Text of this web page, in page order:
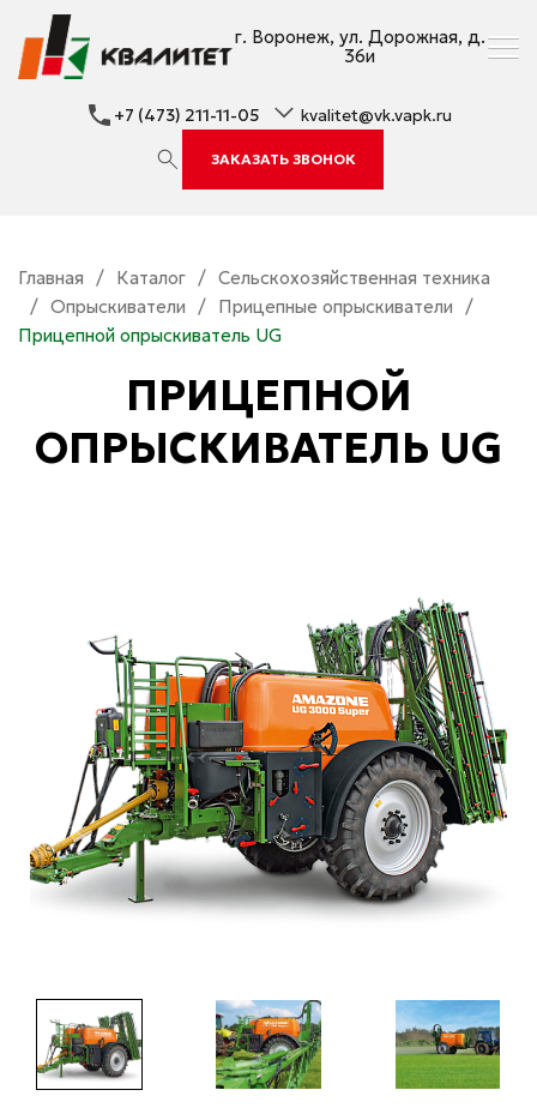
г. Воронеж, ул. Дорожная, д.
36и
+7 (473) 211-11-05 kvalitet@vk.vapk.ru
ЗАКАЗАТЬ ЗВОНОК
Главная / Каталог / Сельскохозяйственная техника
/ Опрыскиватели / Прицепные опрыскиватели
/
Прицепной опрыскиватель UG
ПРИЦЕПНОЙ
ОПРЫСКИВАТЕЛЬ UG